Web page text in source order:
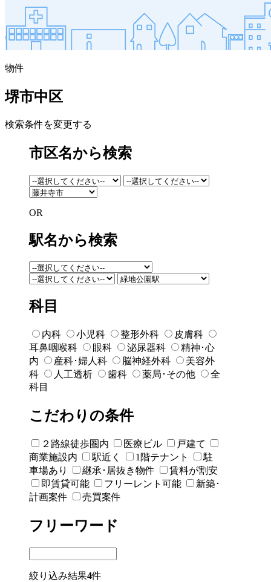
物件
堺市中区
検索条件を変更する
市区名から検索
OR
駅名から検索
科目
内科 小児科 整形外科
皮膚科
耳鼻咽喉科
眼科 泌尿器科
精神･心
内
産科･婦人科 脳神経外科
美容外
科
人工透析 歯科 薬局･その他
全
科目
こだわりの条件
２路線徒歩圏内 医療ビル
戸建て
商業施設内
駅近く 1階テナント
駐
車場あり
継承･居抜き物件
賃料が割安
即賃貸可能
フリーレント可能
新築･
計画案件
売買案件
フリーワード
絞り込み結果4件